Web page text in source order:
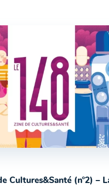
Cultures&Santé (n°2) –